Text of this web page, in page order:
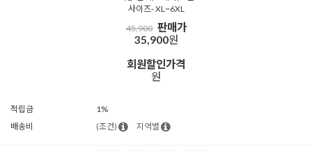
사이즈- XL~6XL
45,900 판매가
35,900원
회원할인가격
원
적립금
1%
배송비
(조건) 지역별